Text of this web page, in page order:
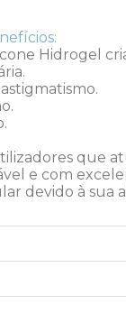
Hidrogel
que
e com
devido à sua